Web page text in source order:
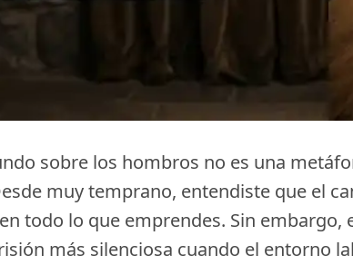
sobre los hombros no es una
muy temprano, entendiste que el
todo lo que emprendes. Sin
más silenciosa cuando el entorno